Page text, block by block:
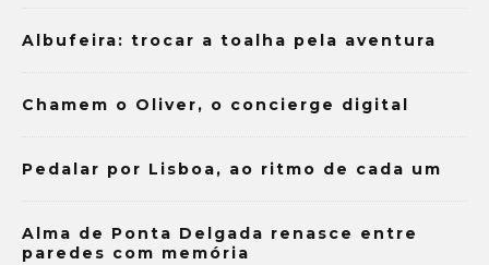
Albufeira: trocar a toalha pela aventura
Chamem o Oliver, o concierge digital
Pedalar por Lisboa, ao ritmo de cada um
Alma de Ponta Delgada renasce entre
paredes com memória